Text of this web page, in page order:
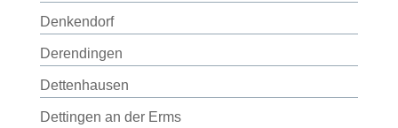
Denkendorf
Derendingen
Dettenhausen
Dettingen an der Erms